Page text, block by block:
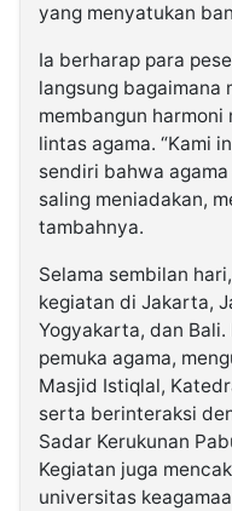
yang menyatukan
Ia berharap para
langsung bagaimana
membangun
lintas agama. “Kami
sendiri bahwa
saling meniadakan,
tambahnya.
Selama sembilan
kegiatan di Jakarta,
Yogyakarta, dan
pemuka agama,
Masjid Istiqlal,
serta berinteraksi
Sadar Kerukunan
Kegiatan juga
universitas